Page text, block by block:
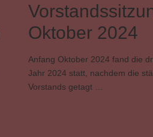
Oktober 2024
Anfang Oktober 2024 fand die
Jahr 2024 statt, nachdem die
Vorstands getagt …